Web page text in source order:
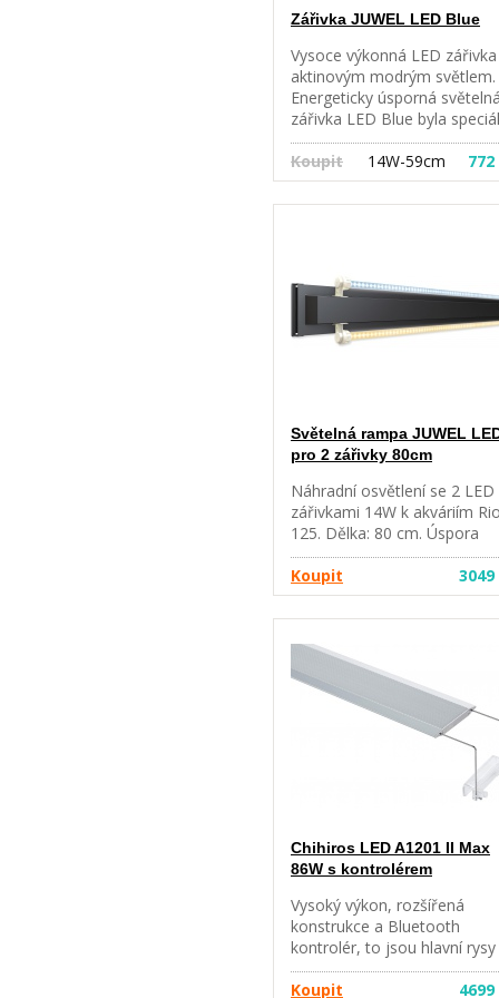
Zářivka JUWEL LED Blue
Vysoce výkonná LED
aktinovým modrým světlem.
Energeticky úsporná
zářivka LED Blue byla
vyvinuta pro simulaci
světelných podmínek u
korálových útesů v hloubce
6 m. Zvláštní spektrum
se svítilnami T5. • Fascinující
růst korálů • Ideální
s JUWEL LED Marine
Koupit 14W-59cm 772
Světelná rampa JUWEL
pro 2 zářivky 80cm
Náhradní osvětlení se 2 LED
zářivkami 14W k akváriím
125. Dělka: 80 cm. Úspora
energie až 50% ve srovnání
zářivkami T5.
Koupit 3049
Chihiros LED A1201 II Max
86W s kontrolérem
Vysoký výkon, rozšířená
konstrukce a Bluetooth
kontrolér, to jsou hlavní rysy
nové řady osvětlení Chihiros
Max. Jedná se o vylepšení
Koupit 4699